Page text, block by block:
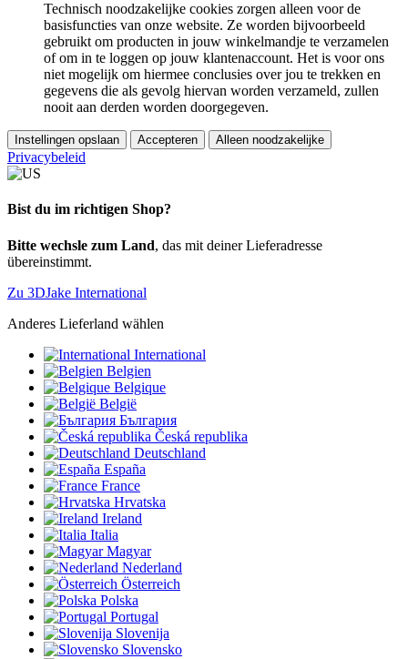
Technisch noodzakelijke cookies zorgen alleen voor de
basisfuncties van onze website. Ze worden bijvoorbeeld
gebruikt om producten in jouw winkelmandje te verzamelen
of om in te loggen op jouw klantenaccount. Het is voor ons
niet mogelijk om hiermee conclusies over jou te trekken en
gegevens die als gevolg hiervan worden verzameld, zullen
nooit aan derden worden doorgegeven.
Instellingen opslaan Accepteren Alleen noodzakelijke
Privacybeleid
Bist du im richtigen Shop?
Bitte wechsle zum Land, das mit deiner Lieferadresse
übereinstimmt.
Zu 3DJake International
Anderes Lieferland wählen
International
Belgien
Belgique
België
България
Česká republika
Deutschland
España
France
Hrvatska
Ireland
Italia
Magyar
Nederland
Österreich
Polska
Portugal
Slovenija
Slovensko